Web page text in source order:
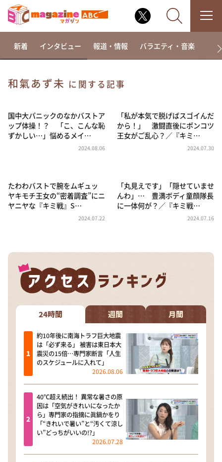
相席食堂
これ余談なんですけど・・・
～人生密着トークバラエティ！～ やすとものいたっ
news おかえり
河合＆A.B.C-Z塚田×福井アナ「なんでやねん！？」
（news おかえり）
教えて！ニュースライブ 正義のミカタ
ＬＩＦＥ～夢のカタチ～
新婚さんいらっしゃい！
ポツンと一軒家
ザキ山小屋本館
ぺこぱのまるスポ
新着 インタビュー 報道・情報 バラエティ・音楽 ド
和氣あず未 に関する記事
国中大パニックのなかバストア
ップ体操！？ 「こ、こんな恥
ずかしい…」悩めるメイ…
2024.08.06
「私が本気で脱げばスゴイんだ
から！」 激闘直後にポンコツ
王女がご乱心？／『キミ…
2024.07.30
たわわバストで腕をムギュッ
ヤキモチ王女の“密着調査”にニ
ヤニヤな『キミ戦』S…
2024.07.22
「丸見えです」「隠せていませ
んわ」… 豊満ボディ童顔隊長
に一体何が？／『キミ戦…
2024.07.16
24時間 週間 月間
約10年後に南海トラフ巨大地震
は「必ず来る」 被害は東日本大
震災の15倍…専門家断言「人生
のスケジュールに入れて」
2026.08.06
40℃超え続出！ 異常な暑さの原
因は「空気がきれいになったか
ら」専門家の指摘に眞鍋かをり
「“きれいで暑い”と“汚くて涼し
い”どっちがいいの!?」
2026.07.28